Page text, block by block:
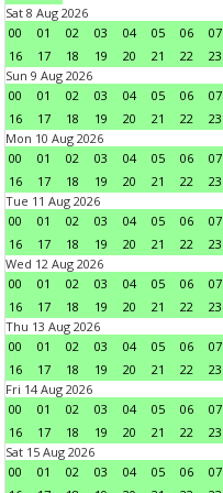
Sat 8 Aug 2026
00
01 02 03 04 05 06 07
16
17 18 19 20 21 22
23
Sun 9 Aug 2026
00
01 02 03 04 05 06 07
16
17 18 19 20 21 22
23
Mon 10 Aug 2026
00
01 02 03 04 05 06 07
16
17 18 19 20 21 22
23
Tue 11 Aug 2026
00
01 02 03 04 05 06 07
16
17 18 19 20 21 22
23
Wed 12 Aug 2026
00
01 02 03 04 05 06 07
16
17 18 19 20 21 22
23
Thu 13 Aug 2026
00
01 02 03 04 05 06 07
16
17 18 19 20 21 22
23
Fri 14 Aug 2026
00
01 02 03 04 05 06 07
16
17 18 19 20 21 22
23
Sat 15 Aug 2026
00
01 02 03 04 05 06 07